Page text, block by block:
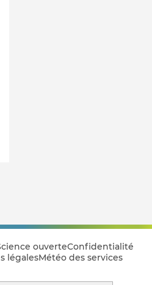
ouverteConfidentialité
légalesMétéo des services